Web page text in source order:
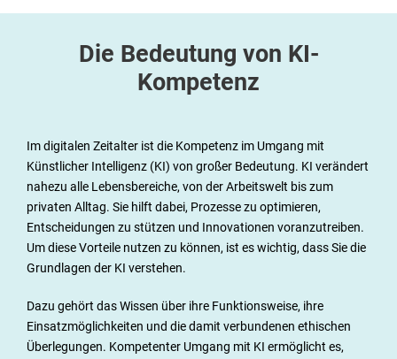
Die Bedeutung von KI-
Kompetenz
Im digitalen Zeitalter ist die Kompetenz im Umgang mit
Künstlicher Intelligenz (KI) von großer Bedeutung. KI verändert
nahezu alle Lebensbereiche, von der Arbeitswelt bis zum
privaten Alltag. Sie hilft dabei, Prozesse zu optimieren,
Entscheidungen zu stützen und Innovationen voranzutreiben.
Um diese Vorteile nutzen zu können, ist es wichtig, dass Sie die
Grundlagen der KI verstehen.
Dazu gehört das Wissen über ihre Funktionsweise, ihre
Einsatzmöglichkeiten und die damit verbundenen ethischen
Überlegungen. Kompetenter Umgang mit KI ermöglicht es,
vic
e &
Akt
uell
e
s